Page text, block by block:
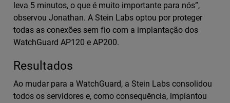
leva 5 minutos, o que é muito importante para nós”,
observou Jonathan. A Stein Labs optou por proteger
todas as conexões sem fio com a implantação dos
WatchGuard AP120 e AP200.
Resultados
Ao mudar para a WatchGuard, a Stein Labs consolidou
todos os servidores e, como consequência, implantou